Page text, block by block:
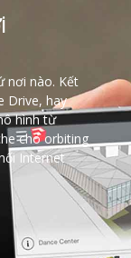
nơi nào. Kết
Drive, hay
hình từ
cho orbiting
Internet